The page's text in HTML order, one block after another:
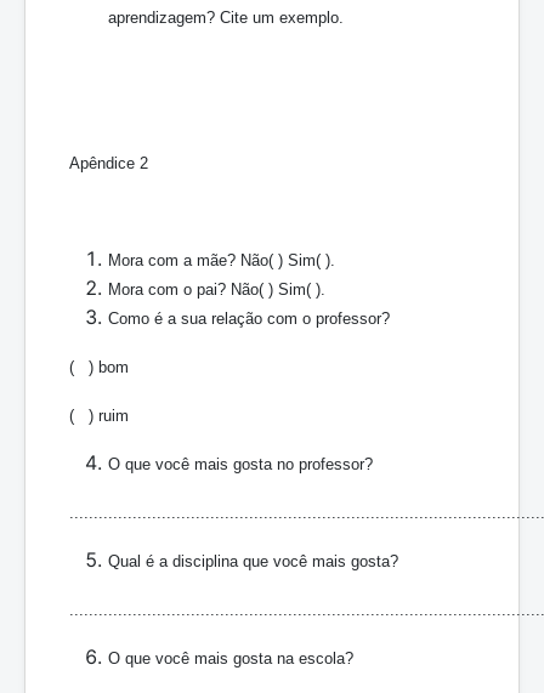
aprendizagem? Cite um exemplo.
Apêndice 2
Mora com a mãe? Não( ) Sim( ).
Mora com o pai? Não( ) Sim( ).
Como é a sua relação com o professor?
( ) bom
( ) ruim
O que você mais gosta no professor?
Qual é a disciplina que você mais gosta?
O que você mais gosta na escola?